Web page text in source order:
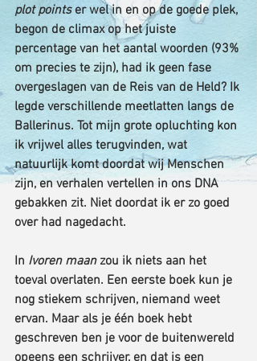
plot points er wel in en op de goede plek,
begon de climax op het juiste
percentage van het aantal woorden (93%
om precies te zijn), had ik geen fase
overgeslagen van de Reis van de Held? Ik
legde verschillende meetlatten langs de
Ballerinus. Tot mijn grote opluchting kon
ik vrijwel alles terugvinden, wat
natuurlijk komt doordat wij Menschen
zijn, en verhalen vertellen in ons DNA
gebakken zit. Niet doordat ik er zo goed
over had nagedacht.
In Ivoren maan zou ik niets aan het
toeval overlaten. Een eerste boek kun je
nog stiekem schrijven, niemand weet
ervan. Maar als je één boek hebt
geschreven ben je voor de buitenwereld
opeens een schrijver, en dat is een